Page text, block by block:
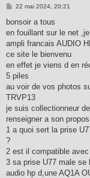
M
s
a
g
22 mai 2024, 20:21
bonsoir a tous
en fouillant sur le net
ampli francais AUDIO
ce site le bienvenu
en effet je viens d en
5 piles
au voir de vos photos
TRVP13
je suis collectionneur
renseigner a son propos
1 a quoi sert la prise
?
2 est il compatible
3 sa prise U77 male se
audio hp d,une AQ1A